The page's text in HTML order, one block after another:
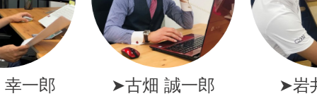
一郎 ➤古畑 誠一郎 ➤岩